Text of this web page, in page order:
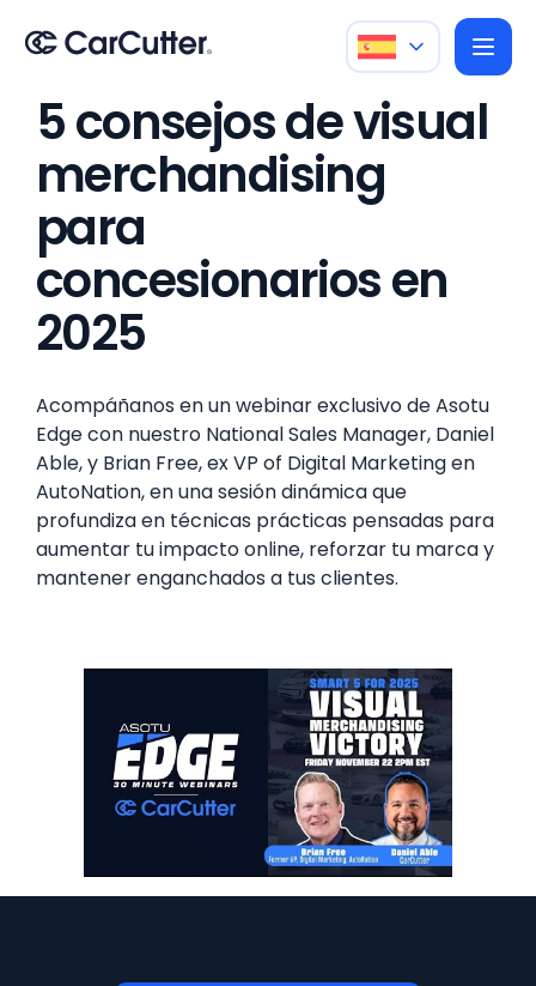
5 consejos de visual
merchandising
para
concesionarios en
2025
Acompáñanos en un webinar exclusivo de Asotu
Edge con nuestro National Sales Manager, Daniel
Able, y Brian Free, ex VP of Digital Marketing en
AutoNation, en una sesión dinámica que
profundiza en técnicas prácticas pensadas para
aumentar tu impacto online, reforzar tu marca y
mantener enganchados a tus clientes.